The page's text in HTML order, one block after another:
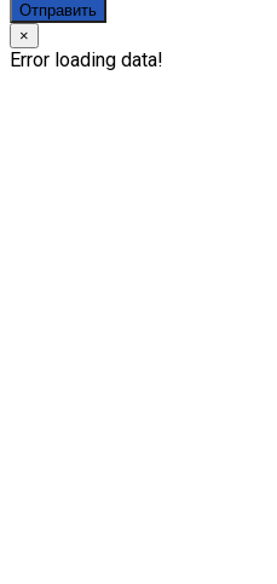
Отправить
×
Error loading data!